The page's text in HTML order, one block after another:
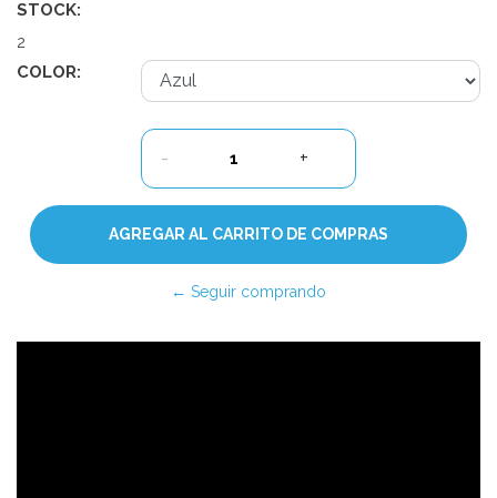
STOCK:
2
COLOR:
- +
← Seguir comprando